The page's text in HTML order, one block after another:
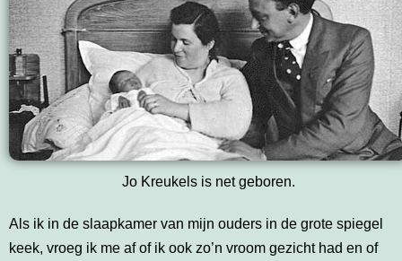
Jo Kreukels is net geboren.
Als ik in de slaapkamer van mijn ouders in de grote spiegel
keek, vroeg ik me af of ik ook zo’n vroom gezicht had en of